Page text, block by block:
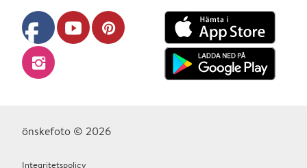
facebook youtube pinterest
instagram
önskefoto © 2026
Integritetspolicy